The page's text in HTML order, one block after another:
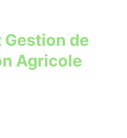
de
Agricole